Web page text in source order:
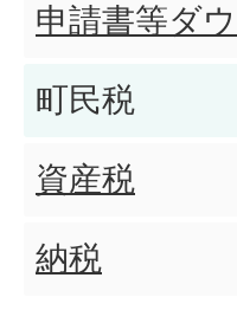
四輪以上
グリーン
グリーン
はいくらで
申請書等ダ
町民税
資産税
納税